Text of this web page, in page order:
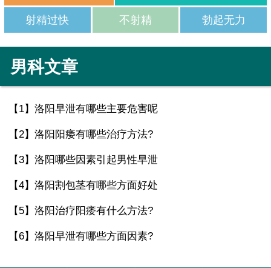
射精过快 不射精 勃起无力
男科文章
【1】 洛阳早泄有哪些主要危害呢
【2】 洛阳阳痿有哪些治疗方法?
【3】 洛阳哪些因素引起男性早泄
【4】 洛阳割包茎有哪些方面好处
【5】 洛阳治疗阳痿有什么方法?
【6】 洛阳早泄有哪些方面因素?